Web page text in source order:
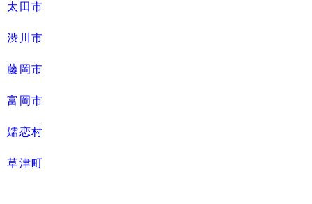
太田市
渋川市
藤岡市
富岡市
嬬恋村
草津町